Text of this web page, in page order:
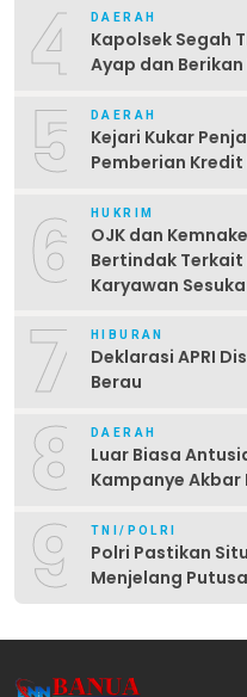
4 DAERAH
Kapolsek Segah
Ayap dan
5 DAERAH
Kejari Kukar
Pemberian Kredit
6 HUKRIM
OJK dan
Bertindak Terkait
Karyawan
7 HIBURAN
Deklarasi APRI
Berau
8 DAERAH
Luar Biasa
Kampanye Akbar
9 TNI/POLRI
Polri Pastikan
Menjelang